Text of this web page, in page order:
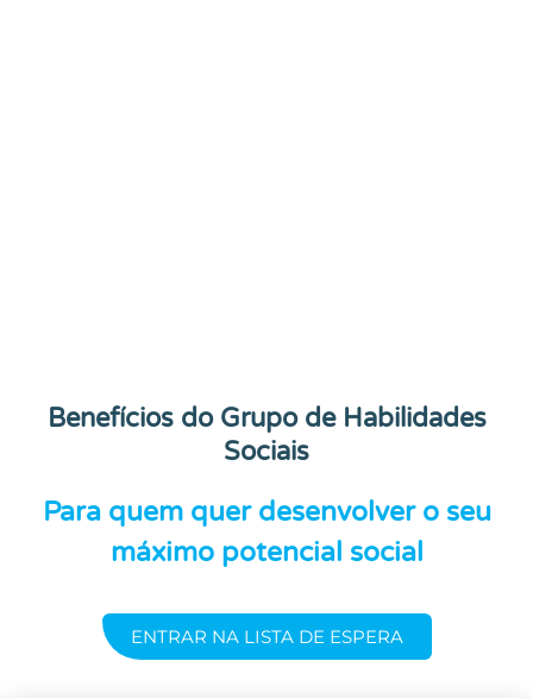
Benefícios do Grupo de Habilidades
Sociais
Para quem quer desenvolver o seu
máximo potencial social
ENTRAR NA LISTA DE ESPERA